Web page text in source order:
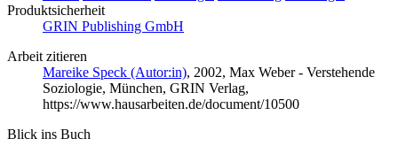
Produktsicherheit
GRIN Publishing GmbH
Arbeit zitieren
Mareike Speck (Autor:in), 2002, Max Weber - Verstehende
Soziologie, München, GRIN Verlag,
https://www.hausarbeiten.de/document/10500
Blick ins Buch